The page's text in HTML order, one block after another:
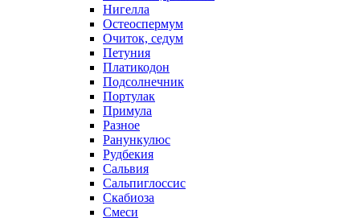
Нигелла
Остеоспермум
Очиток, седум
Петуния
Платикодон
Подсолнечник
Портулак
Примула
Разное
Ранункулюс
Рудбекия
Сальвия
Сальпиглоссис
Скабиоза
Смеси